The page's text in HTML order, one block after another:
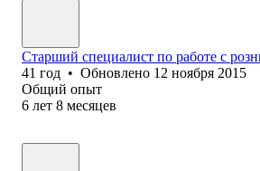
Старший специалист по работе с
41 год • Обновлено 12 ноября 2015
Общий опыт
6 лет 8 месяцев